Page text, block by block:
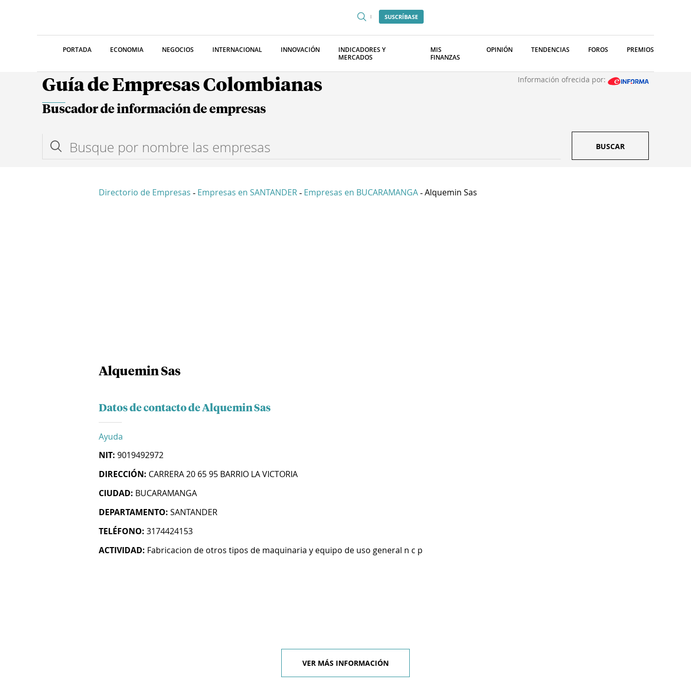
SUSCRÍBASE
PORTADA ECONOMIA NEGOCIOS INTERNACIONAL INNOVACIÓN
INDICADORES Y
MERCADOS
MIS
FINANZAS
OPINIÓN TENDENCIAS FOROS PREMIOS
Guía de Empresas Colombianas Información ofrecida por:
Buscador de información de empresas
BUSCAR
Directorio de Empresas - Empresas en SANTANDER - Empresas en BUCARAMANGA - Alquemin Sas
Alquemin Sas
Datos de contacto de Alquemin Sas
Ayuda
NIT: 9019492972
DIRECCIÓN: CARRERA 20 65 95 BARRIO LA VICTORIA
CIUDAD: BUCARAMANGA
DEPARTAMENTO: SANTANDER
TELÉFONO: 3174424153
ACTIVIDAD: Fabricacion de otros tipos de maquinaria y equipo de uso general n c p
VER MÁS INFORMACIÓN